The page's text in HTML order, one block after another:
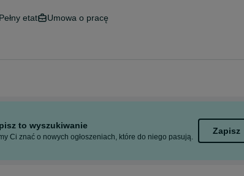
Pełny etat Umowa o pracę
to wyszukiwanie
Ci znać o nowych ogłoszeniach, które do niego pasują.
Zapisz